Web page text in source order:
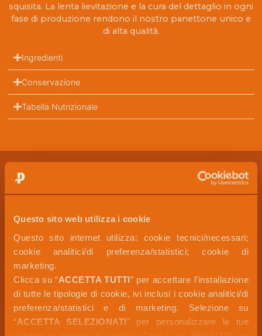
Questo sito web utilizza i cookie
Questo sito internet utilizza: cookie tecnici/necessari;
cookie analitici/di preferenza/statistici; cookie di
marketing.
Clicca su “ACCETTA TUTTI” per accettare l’installazione
di tutte le tipologie di cookie, ivi inclusi i cookie analitici/di
preferenza/statistici e di marketing. Selezione su
“ACCETTA SELEZIONATI” per personalizzare le tue
squisita. La lenta lievitazione e la cura del dettaglio in ogni
fase di produzione rendono il nostro panettone unico e
di alta qualità.
Ingredienti
Conservazione
Tabella Nutrizionale
LE TENTAZIONI NON FINISCONO QUI